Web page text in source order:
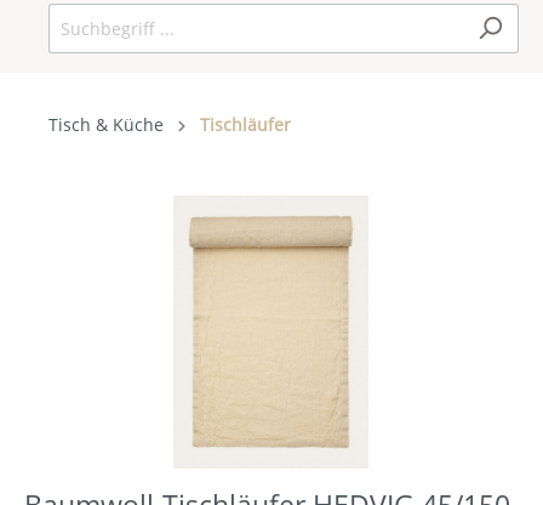
Tisch & Küche Tischläufer